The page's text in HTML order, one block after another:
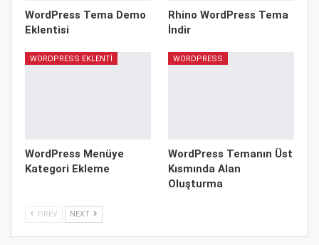
WordPress Tema Demo
Eklentisi
Rhino WordPress Tema
İndir
WORDPRESS EKLENTI
WordPress Menüye
Kategori Ekleme
WORDPRESS
WordPress Temanın Üst
Kısmında Alan
Oluşturma
PREV NEXT